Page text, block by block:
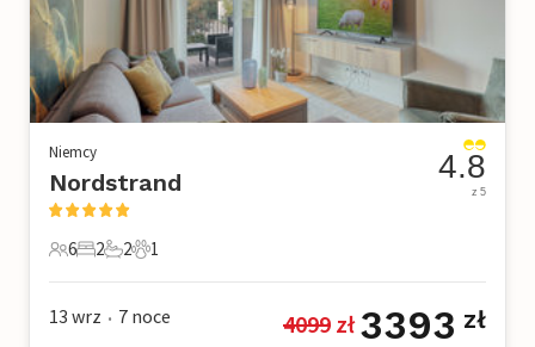
Niemcy
Nordstrand
6 Goście
6
2 Sypialnie
2
2 Łazienki
2
1 Zwierzę domowe
1
4.8
z 5
13 wrz • 7 noce 4099 zł 3393 zł